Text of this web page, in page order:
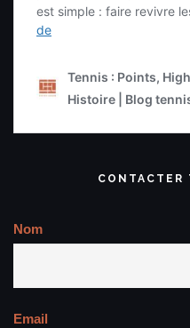
CONTACTER
Nom
Email